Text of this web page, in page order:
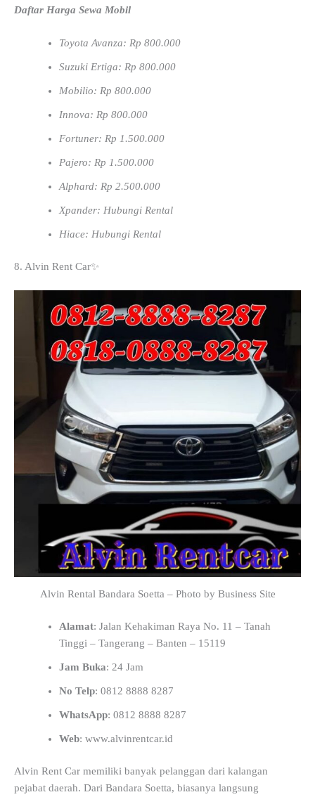
Daftar Harga Sewa Mobil
Toyota Avanza: Rp 800.000
Suzuki Ertiga: Rp 800.000
Mobilio: Rp 800.000
Innova: Rp 800.000
Fortuner: Rp 1.500.000
Pajero: Rp 1.500.000
Alphard: Rp 2.500.000
Xpander: Hubungi Rental
Hiace: Hubungi Rental
8. Alvin Rent Car✨
Alvin Rental Bandara Soetta – Photo by Business Site
Alamat: Jalan Kehakiman Raya No. 11 – Tanah
Tinggi – Tangerang – Banten – 15119
Jam Buka: 24 Jam
No Telp: 0812 8888 8287
WhatsApp: 0812 8888 8287
Web: www.alvinrentcar.id
Alvin Rent Car memiliki banyak pelanggan dari kalangan
pejabat daerah. Dari Bandara Soetta, biasanya langsung